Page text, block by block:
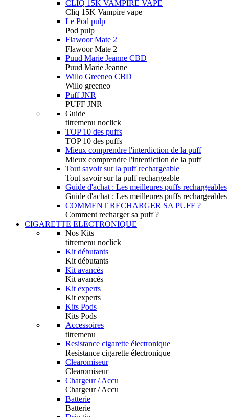
CLIQ 15K VAMPIRE VAPE
Cliq 15K Vampire vape
Le Pod pulp
Pod pulp
Flawoor Mate 2
Flawoor Mate 2
Puud Marie Jeanne CBD
Puud Marie Jeanne
Willo Greeneo CBD
Willo greeneo
Puff JNR
PUFF JNR
Guide
titremenu noclick
TOP 10 des puffs
TOP 10 des puffs
Mieux comprendre l'interdiction de la puff
Mieux comprendre l'interdiction de la puff
Tout savoir sur la puff rechargeable
Tout savoir sur la puff rechargeable
Guide d'achat : Les meilleures puffs rechargeables
Guide d'achat : Les meilleures puffs rechargeables
COMMENT RECHARGER SA PUFF ?
Comment recharger sa puff ?
CIGARETTE ELECTRONIQUE
Nos Kits
titremenu noclick
Kit débutants
Kit débutants
Kit avancés
Kit avancés
Kit experts
Kit experts
Kits Pods
Kits Pods
Accessoires
titremenu
Resistance cigarette électronique
Resistance cigarette électronique
Clearomiseur
Clearomiseur
Chargeur / Accu
Chargeur / Accu
Batterie
Batterie